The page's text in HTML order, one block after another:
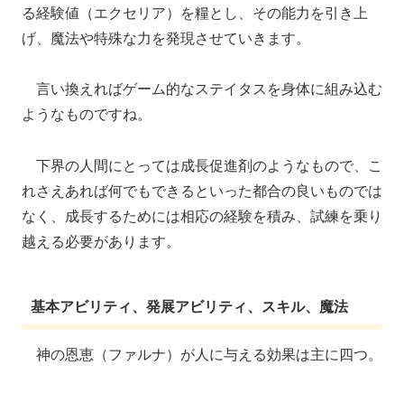
る経験値（エクセリア）を糧とし、その能力を引き上
げ、魔法や特殊な力を発現させていきます。
言い換えればゲーム的なステイタスを身体に組み込む
ようなものですね。
下界の人間にとっては成長促進剤のようなもので、こ
れさえあれば何でもできるといった都合の良いものでは
なく、成長するためには相応の経験を積み、試練を乗り
越える必要があります。
基本アビリティ、発展アビリティ、スキル、魔法
神の恩恵（ファルナ）が人に与える効果は主に四つ。